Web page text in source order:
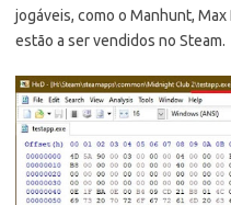
jogáveis, como o Manhunt,
estão a ser vendidos no Steam.